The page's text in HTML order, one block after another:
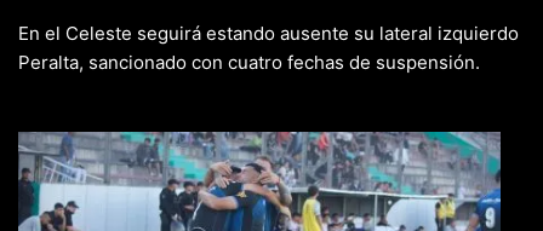
En el Celeste seguirá estando ausente su lateral izquierdo
Peralta, sancionado con cuatro fechas de suspensión.